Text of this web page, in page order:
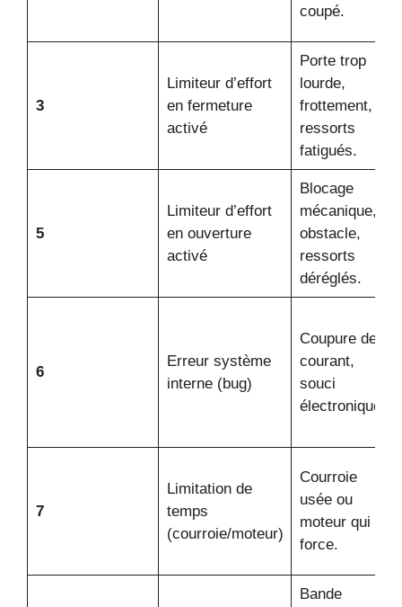
coupé.
3
Limiteur d’effort
en fermeture
activé
Porte trop
lourde,
frottement,
ressorts
fatigués.
5
Limiteur d’effort
en ouverture
activé
Blocage
mécanique,
obstacle,
ressorts
déréglés.
6
Erreur système
interne (bug)
Coupure de
courant,
souci
électronique.
7
Limitation de
temps
(courroie/moteur)
Courroie
usée ou
moteur qui
force.
Bande